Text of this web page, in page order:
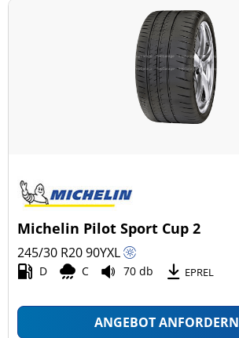
Michelin Pilot Sport Cup 2
245/30 R2090YXL
D C 70 db EPREL
ANGEBOT ANFORDERN